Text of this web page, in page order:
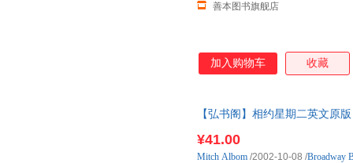
善本图书旗舰店
加入购物车 收藏
【弘书阁】相约星期二英文原
纪实回忆录长篇小说 英语阅读
¥41.00
Mitch Albom /2002-10-08 /Broadway